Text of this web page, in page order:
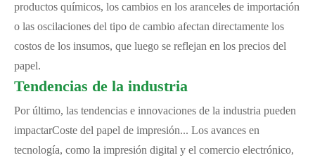
productos químicos, los cambios en los aranceles de importación
o las oscilaciones del tipo de cambio afectan directamente los
costos de los insumos, que luego se reflejan en los precios del
papel.
Tendencias de la industria
Por último, las tendencias e innovaciones de la industria pueden
impactarCoste del papel de impresión... Los avances en
tecnología, como la impresión digital y el comercio electrónico,